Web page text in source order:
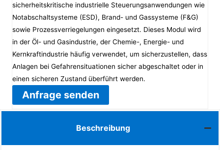
sicherheitskritische industrielle Steuerungsanwendungen wie
Notabschaltsysteme (ESD), Brand- und Gassysteme (F&G)
sowie Prozessverriegelungen eingesetzt. Dieses Modul wird
in der Öl- und Gasindustrie, der Chemie-, Energie- und
Kernkraftindustrie häufig verwendet, um sicherzustellen, dass
Anlagen bei Gefahrensituationen sicher abgeschaltet oder in
einen sicheren Zustand überführt werden.
Anfrage senden
Beschreibung